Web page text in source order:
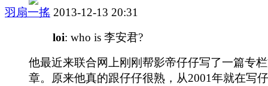
羽扇一搖 2013-12-13 20:31
loi: who is 李安君?
他最近来联合网上刚刚帮影帝仔仔写了一篇专
章。原来他真的跟仔仔很熟，从2001年就在写